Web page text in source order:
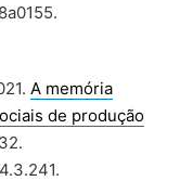
A memória
de produção